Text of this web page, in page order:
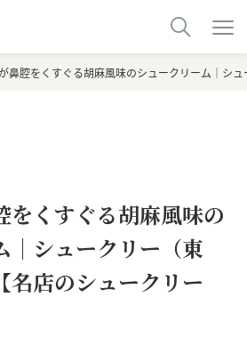
鼻腔をくすぐる胡麻風味のシュークリーム｜シ
をくすぐる胡麻風味の
｜シュークリー（東
名店のシュークリー